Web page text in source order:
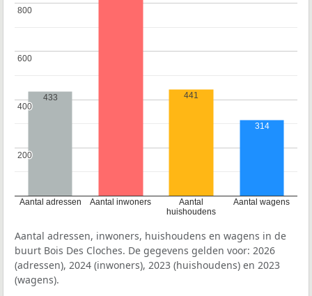
Aantal adressen Aantal inwoners
Aantal
huishoudens
Aantal wagens
200
200
400
400
600
600
800
800
433 441
314
Aantal adressen, inwoners, huishoudens en wagens in de
buurt Bois Des Cloches. De gegevens gelden voor: 2026
(adressen), 2024 (inwoners), 2023 (huishoudens) en 2023
(wagens).